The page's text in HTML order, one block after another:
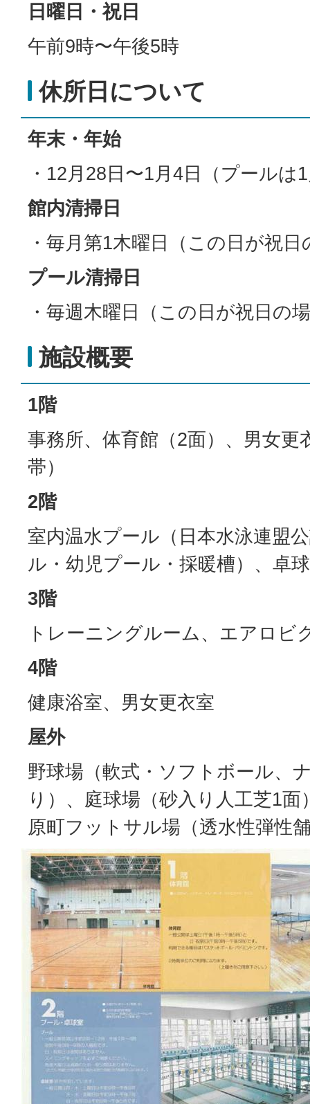
日曜日・祝日
午前9時〜午後5時
休所日について
年末・年始
・12月28日〜1月4日（プールは
館内清掃日
・毎月第1木曜日（この日が祝
プール清掃日
・毎週木曜日（この日が祝日の
施設概要
1階
事務所、体育館（2面）、男女更
帯）
2階
室内温水プール（日本水泳連盟
ル・幼児プール・採暖槽）、卓
3階
トレーニングルーム、エアロビ
4階
健康浴室、男女更衣室
屋外
野球場（軟式・ソフトボール、
り）、庭球場（砂入り人工芝1面
原町フットサル場（透水性弾性